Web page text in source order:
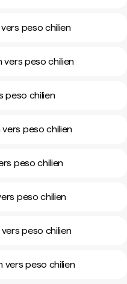
peso chilien
vers peso chilien
peso chilien
vers peso chilien
peso chilien
peso chilien
peso chilien
vers peso chilien